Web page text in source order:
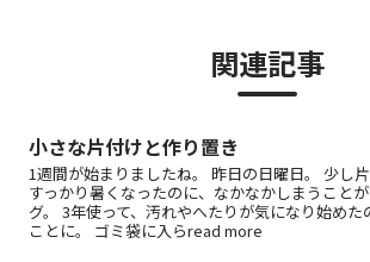
関連記事
小さな片付けと作り置き
1週間が始まりましたね。 昨日の日曜日。 少し片
すっかり暑くなったのに、なかなかしまうこと
グ。 3年使って、汚れやへたりが気になり始めた
ことに。 ゴミ袋に入らread more